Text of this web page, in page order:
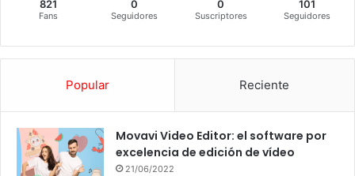
821
Fans
0
Seguidores
0
Suscriptores
101
Seguidores
Popular Reciente
Movavi Video Editor: el software por
excelencia de edición de vídeo
21/06/2022